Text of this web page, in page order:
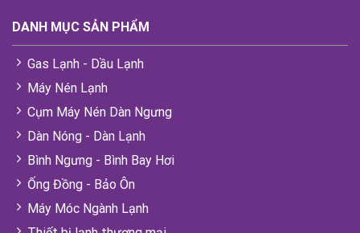
DANH MỤC SẢN PHẨM
Gas Lạnh - Dầu Lạnh
Máy Nén Lạnh
Cụm Máy Nén Dàn Ngưng
Dàn Nóng - Dàn Lạnh
Bình Ngưng - Bình Bay Hơi
Ống Đồng - Bảo Ôn
Máy Móc Ngành Lạnh